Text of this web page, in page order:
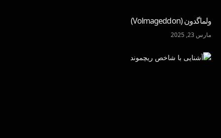
ولماگدون (Volmageddon)
مارس 23, 2025